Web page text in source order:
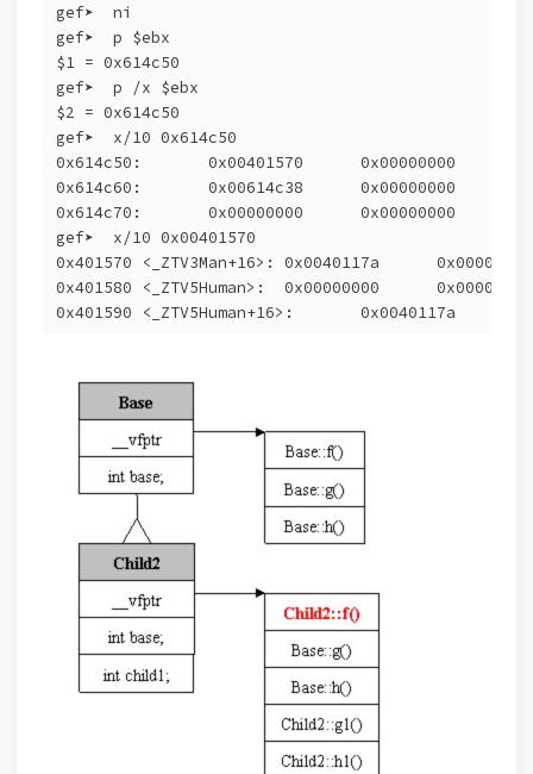
gef➤  ni
$1 = 0x614c50
$2 = 0x614c50
0x614c70:	0x00000000	0x00000000
gef➤  x/10 0x00401570